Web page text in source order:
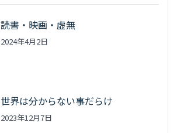
読書・映画・虚無
2024年4月2日
世界は分からない事だらけ
2023年12月7日